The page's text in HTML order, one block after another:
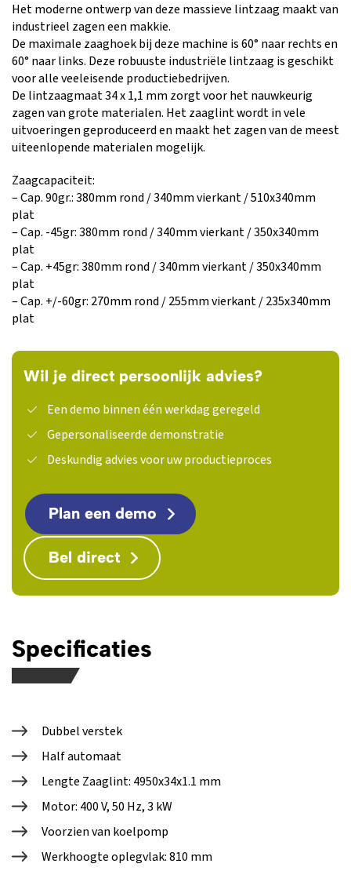
Het moderne ontwerp van deze massieve lintzaag maakt van
industrieel zagen een makkie.
De maximale zaaghoek bij deze machine is 60° naar rechts en
60° naar links. Deze robuuste industriële lintzaag is geschikt
voor alle veeleisende productiebedrijven.
De lintzaagmaat 34 x 1,1 mm zorgt voor het nauwkeurig
zagen van grote materialen. Het zaaglint wordt in vele
uitvoeringen geproduceerd en maakt het zagen van de meest
uiteenlopende materialen mogelijk.
Zaagcapaciteit:
– Cap. 90gr.: 380mm rond / 340mm vierkant / 510x340mm
plat
– Cap. -45gr: 380mm rond / 340mm vierkant / 350x340mm
plat
– Cap. +45gr: 380mm rond / 340mm vierkant / 350x340mm
plat
– Cap. +/-60gr: 270mm rond / 255mm vierkant / 235x340mm
plat
Wil je direct persoonlijk advies?
Een demo binnen één werkdag geregeld
Gepersonaliseerde demonstratie
Deskundig advies voor uw productieproces
Plan een demo
Bel direct
Specificaties
Dubbel verstek
Half automaat
Lengte Zaaglint: 4950x34x1.1 mm
Motor: 400 V, 50 Hz, 3 kW
Voorzien van koelpomp
Werkhoogte oplegvlak: 810 mm